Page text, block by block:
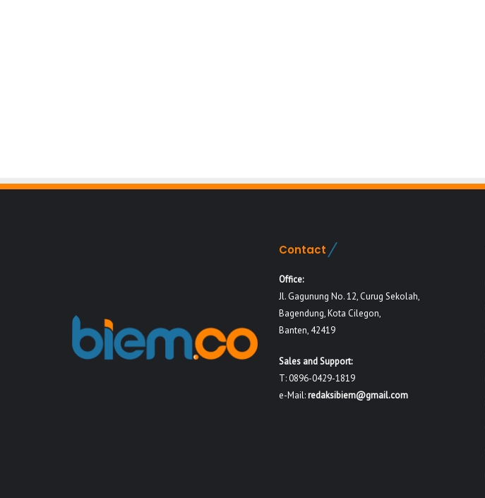
Contact
Office:
Jl. Gagunung No. 12, Curug Sekolah,
Bagendung, Kota Cilegon,
Banten, 42419
Sales and Support:
T: 0896-0429-1819
e-Mail:redaksibiem@gmail.com